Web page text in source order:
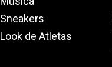
Sneakers
Look de Atletas